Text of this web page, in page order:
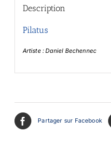
Description
Pilatus
Artiste : Daniel Bechennec
Partager sur Facebook